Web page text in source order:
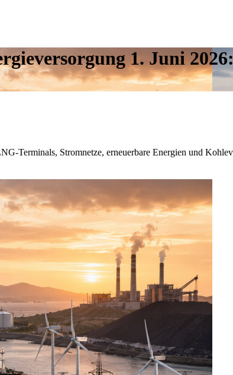
1. Juni
Terminals, Stromnetze, erneuerbare Energien und